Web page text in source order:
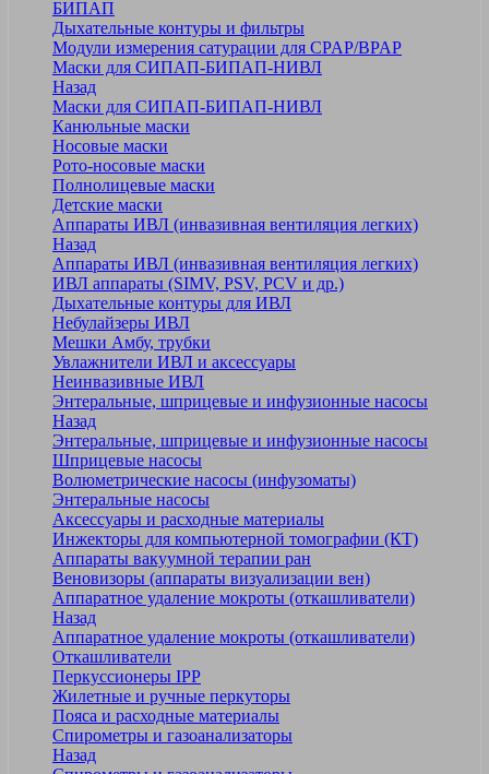
БИПАП
Дыхательные контуры и фильтры
Модули измерения сатурации для CPAP/BPAP
Маски для СИПАП-БИПАП-НИВЛ
Назад
Маски для СИПАП-БИПАП-НИВЛ
Канюльные маски
Носовые маски
Рото-носовые маски
Полнолицевые маски
Детские маски
Аппараты ИВЛ (инвазивная вентиляция легких)
Назад
Аппараты ИВЛ (инвазивная вентиляция легких)
ИВЛ аппараты (SIMV, PSV, PCV и др.)
Дыхательные контуры для ИВЛ
Небулайзеры ИВЛ
Мешки Амбу, трубки
Увлажнители ИВЛ и аксессуары
Неинвазивные ИВЛ
Энтеральные, шприцевые и инфузионные насосы
Назад
Энтеральные, шприцевые и инфузионные насосы
Шприцевые насосы
Волюметрические насосы (инфузоматы)
Энтеральные насосы
Аксессуары и расходные материалы
Инжекторы для компьютерной томографии (КТ)
Аппараты вакуумной терапии ран
Веновизоры (аппараты визуализации вен)
Аппаратное удаление мокроты (откашливатели)
Назад
Аппаратное удаление мокроты (откашливатели)
Откашливатели
Перкуссионеры IPP
Жилетные и ручные перкуторы
Пояса и расходные материалы
Спирометры и газоанализаторы
Назад